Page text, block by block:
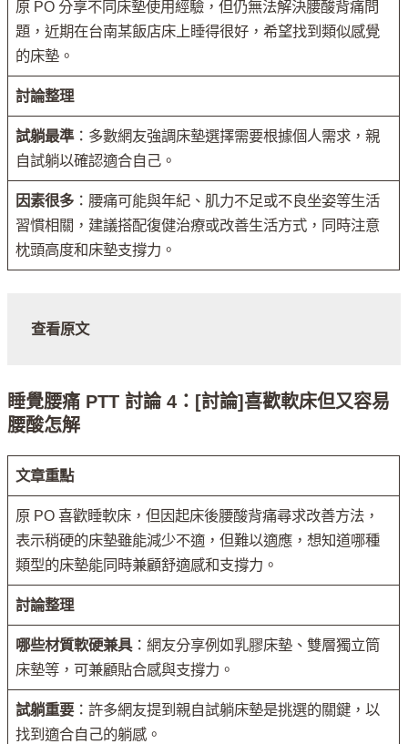
原 PO 分享不同床墊使用經驗，但仍無法解決腰酸背痛問
題，近期在台南某飯店床上睡得很好，希望找到類似感覺
的床墊。
討論整理
試躺最準：多數網友強調床墊選擇需要根據個人需求，親
自試躺以確認適合自己。
因素很多 ：腰痛可能與年紀、肌力不足或不良坐姿等生活
習慣相關，建議搭配復健治療或改善生活方式，同時注意
枕頭高度和床墊支撐力。
查看原文
睡覺腰痛 PTT 討論 4：[討論]喜歡軟床但又容易
腰酸怎解
文章重點
原 PO 喜歡睡軟床，但因起床後腰酸背痛尋求改善方法，
表示稍硬的床墊雖能減少不適，但難以適應，想知道哪種
類型的床墊能同時兼顧舒適感和支撐力。
討論整理
哪些材質軟硬兼具：網友分享例如乳膠床墊、雙層獨立筒
床墊等，可兼顧貼合感與支撐力。
試躺重要：許多網友提到親自試躺床墊是挑選的關鍵，以
找到適合自己的躺感。